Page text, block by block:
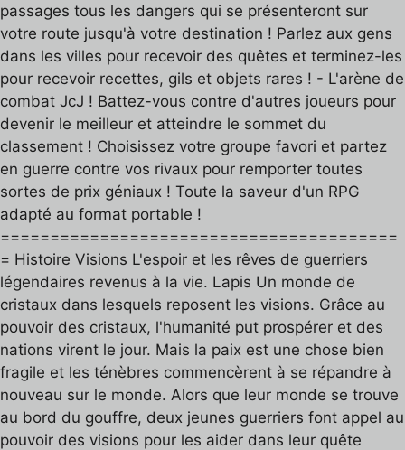
passages tous les dangers qui se présenteront sur
votre route jusqu'à votre destination ! Parlez aux gens
dans les villes pour recevoir des quêtes et terminez-les
pour recevoir recettes, gils et objets rares ! - L'arène de
combat JcJ ! Battez-vous contre d'autres joueurs pour
devenir le meilleur et atteindre le sommet du
classement ! Choisissez votre groupe favori et partez
en guerre contre vos rivaux pour remporter toutes
sortes de prix géniaux ! Toute la saveur d'un RPG
adapté au format portable !
========================================
= Histoire Visions L'espoir et les rêves de guerriers
légendaires revenus à la vie. Lapis Un monde de
cristaux dans lesquels reposent les visions. Grâce au
pouvoir des cristaux, l'humanité put prospérer et des
nations virent le jour. Mais la paix est une chose bien
fragile et les ténèbres commencèrent à se répandre à
nouveau sur le monde. Alors que leur monde se trouve
au bord du gouffre, deux jeunes guerriers font appel au
pouvoir des visions pour les aider dans leur quête